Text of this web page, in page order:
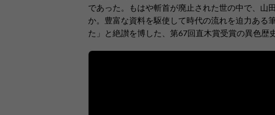
であった。もはや斬首が廃止された世の中で、山
か。豊富な資料を駆使して時代の流れを迫力ある
た」と絶讃を博した、第67回直木賞受賞の異色歴